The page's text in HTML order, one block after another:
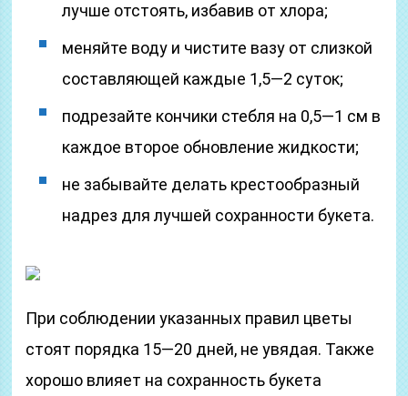
лучше отстоять, избавив от хлора;
меняйте воду и чистите вазу от слизкой
составляющей каждые 1,5—2 суток;
подрезайте кончики стебля на 0,5—1 см в
каждое второе обновление жидкости;
не забывайте делать крестообразный
надрез для лучшей сохранности букета.
При соблюдении указанных правил цветы
стоят порядка 15—20 дней, не увядая. Также
хорошо влияет на сохранность букета